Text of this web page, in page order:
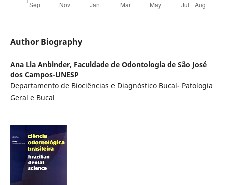
Author Biography
Ana Lia Anbinder, Faculdade de Odontologia de São José
dos Campos-UNESP
Departamento de Biociências e Diagnóstico Bucal- Patologia
Geral e Bucal